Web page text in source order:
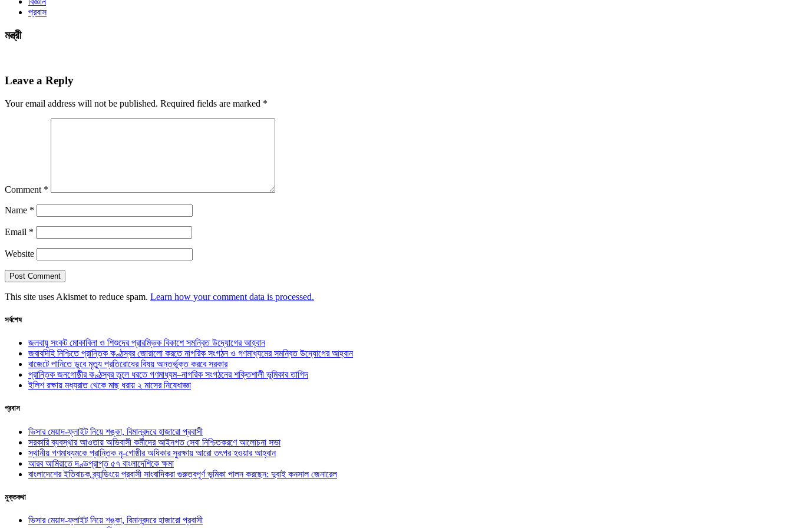
প্রবাস
মন্ত্রী
Leave a Reply
Your email address will not be published. Required fields are marked *
Comment *
Name *
Email *
Website
This site uses Akismet to reduce spam. Learn how your comment data is processed.
সর্বশেষ
জলবায়ু সংকট মোকাবিলা ও শিশুদের প্রারম্ভিক বিকাশে সমন্বিত উদ্যোগের আহ্বান
জবাবদিহি নিশ্চিতে প্রান্তিক কণ্ঠস্বর জোরালো করতে নাগরিক সংগঠন ও গণমাধ্যমের সমন্বিত উদ্যোগের আহ্বান
বাজেটে পানিতে ডুবে মৃত্যু প্রতিরোধের বিষয় অন্তর্ভুক্ত করবে সরকার
প্রান্তিক জনগোষ্ঠীর কণ্ঠস্বর তুলে ধরতে গণমাধ্যম–নাগরিক সংগঠনের শক্তিশালী ভূমিকার তাগিদ
ইলিশ রক্ষায় মধ্যরাত থেকে মাছ ধরায় ২ মাসের নিষেধাজ্ঞা
প্রবাস
ভিসার মেয়াদ-ফ্লাইট নিয়ে শঙ্কা, বিমানবন্দরে হাজারো প্রবাসী
সরকারি ব্যবস্থার আওতায় অভিবাসী কর্মীদের আইনগত সেবা নিশ্চিতকরণে আলোচনা সভা
স্থানীয় গণমাধ্যমকে প্রান্তিক নৃ-গোষ্ঠীর অধিকার সুরক্ষায় আরো তৎপর হওয়ার আহ্বান
আরব আমিরাতে দণ্ডপ্রাপ্ত ৫৭ বাংলাদেশিকে ক্ষমা
বাংলাদেশের ইতিবাচক ব্র্যান্ডিংয়ে প্রবাসী সাংবাদিকরা গুরুত্বপূর্ণ ভূমিকা পালন করছেন: দুবাই কনসাল জেনারেল
মুক্তকথা
ভিসার মেয়াদ-ফ্লাইট নিয়ে শঙ্কা, বিমানবন্দরে হাজারো প্রবাসী